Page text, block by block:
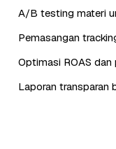
A/B testing materi
Pemasangan
Optimasi ROAS
Laporan transparan